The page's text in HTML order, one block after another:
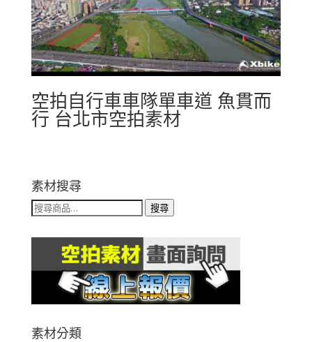
空拍自行車車隊單車道 魚貫而
行 台北市空拍素材
素材搜尋
搜
尋 搜尋
素材分類